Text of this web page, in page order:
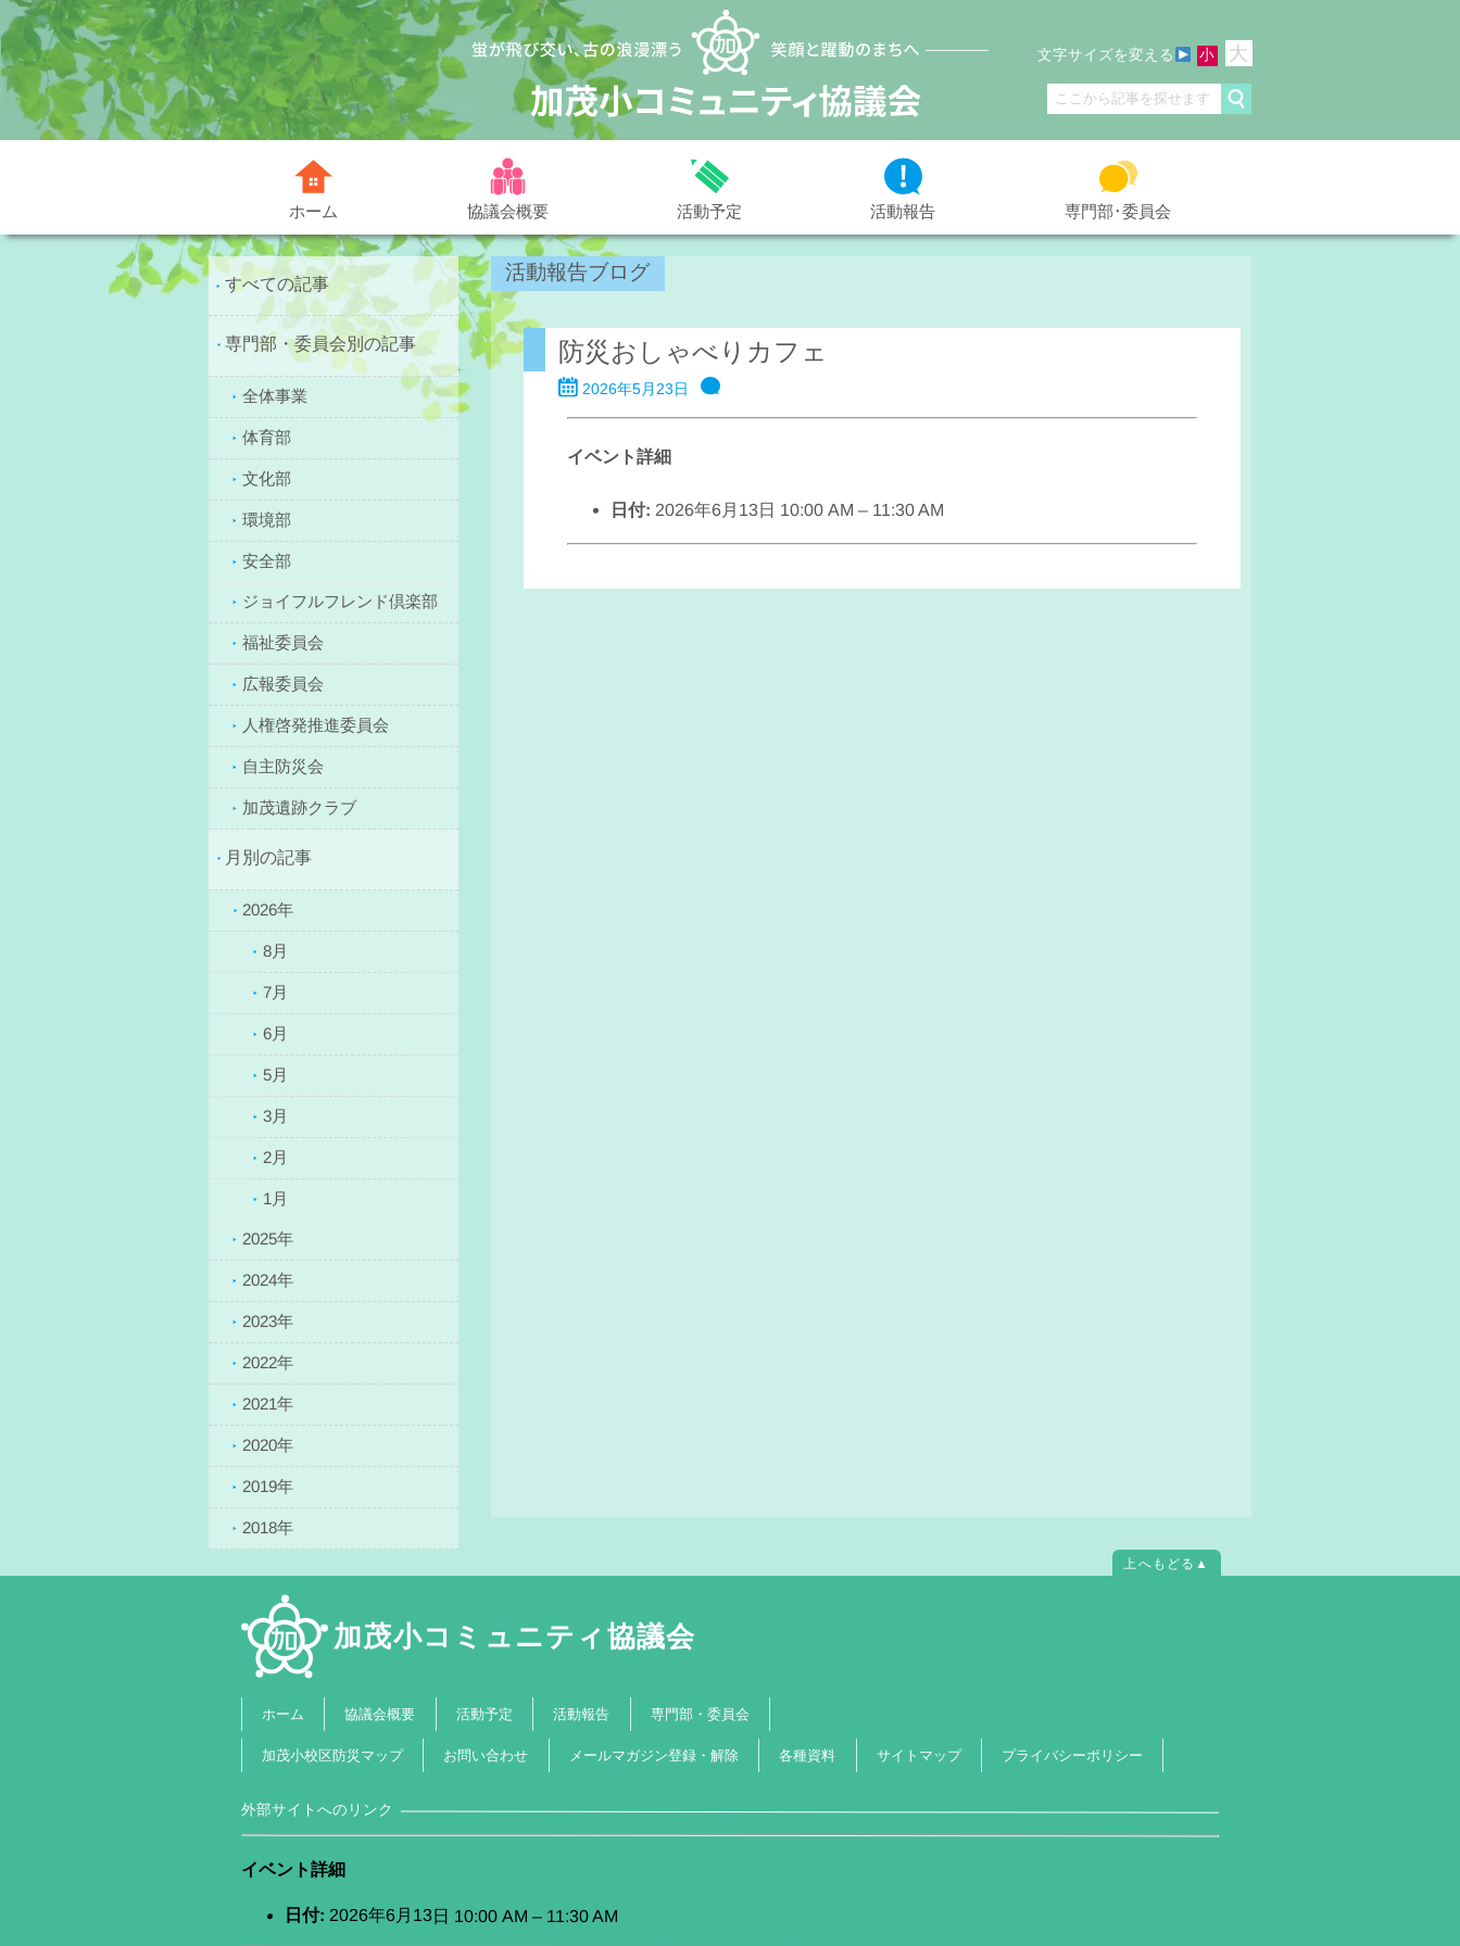
文字サイズを変える 小 大
ホーム 協議会概要 活動予定 活動報告 専門部･委員会
すべての記事
専門部・委員会別の記事
全体事業
体育部
文化部
環境部
安全部
ジョイフルフレンド倶楽部
福祉委員会
広報委員会
人権啓発推進委員会
自主防災会
加茂遺跡クラブ
月別の記事
2026年
8月
7月
6月
5月
3月
2月
1月
2025年
2024年
2023年
2022年
2021年
2020年
2019年
2018年
活動報告ブログ
防災おしゃべりカフェ
2026年5月23日
イベント詳細
日付: 2026年6月13日 10:00 AM – 11:30 AM
上へもどる▲
加茂小コミュニティ協議会
ホーム 協議会概要 活動予定 活動報告 専門部・委員会
加茂小校区防災マップ お問い合わせ メールマガジン登録・解除 各種資料 サイトマップ プライバシーポリシー
外部サイトへのリンク
イベント詳細
日付: 2026年6月13日 10:00 AM – 11:30 AM